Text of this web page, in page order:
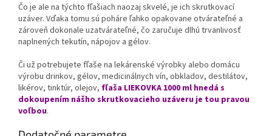
Čo je ale na týchto fľašiach naozaj skvelé, je ich skrutkovací
uzáver. Vďaka tomu sú poháre ľahko opakovane otvárateľné a
zároveň dokonale uzatvárateľné, čo zaručuje dlhú trvanlivosť
naplnených tekutín, nápojov a gélov.
Či už potrebujete fľaše na lekárenské výrobky alebo domácu
výrobu drinkov, gélov, medicinálnych vín, obkladov, destilátov,
likérov, tinktúr, olejov, fľaša LIEKOVKA 1000 ml hnedá s
dokoupením nášho skrutkovacieho uzáveru je tou pravou
voľbou.